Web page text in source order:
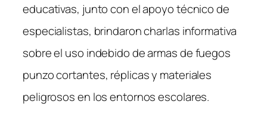
educativas, junto con el apoyo técnico de
especialistas, brindaron charlas informativa
sobre el uso indebido de armas de fuegos
punzo cortantes, réplicas y materiales
peligrosos en los entornos escolares.